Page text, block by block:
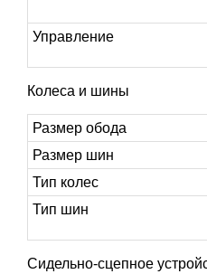
Управление
Колеса и шины
Размер обода
Размер шин
Тип колес
Тип шин
Сидельно-сцепное